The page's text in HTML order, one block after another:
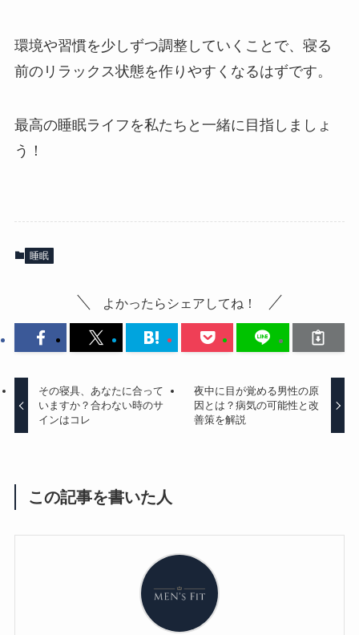
環境や習慣を少しずつ調整していくことで、寝る
前のリラックス状態を作りやすくなるはずです。
最高の睡眠ライフを私たちと一緒に目指しましょ
う！
睡眠
よかったらシェアしてね！
その寝具、あなたに合って
いますか？合わない時のサ
インはコレ
夜中に目が覚める男性の原
因とは？病気の可能性と改
善策を解説
この記事を書いた人